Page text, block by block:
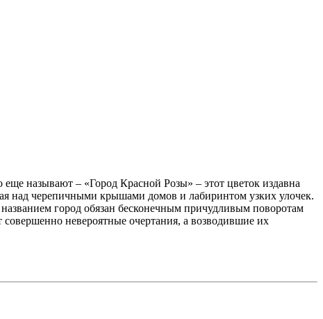
называют – «Город Красной Розы» – этот цветок издавна
над черепичными крышами домов и лабиринтом узких улочек.
город обязан бесконечным причудливым поворотам
совершенно невероятные очертания, а возводившие их